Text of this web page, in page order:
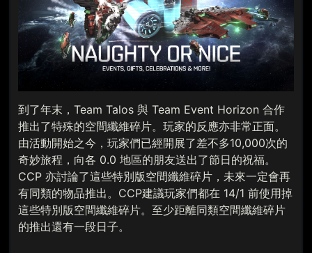
到了年末，Team Talos 與 Team Event Horizon 合作
推出了特殊的空間纖維碎片。玩家的反應亦非常正面。
由活動開始之今，玩家們已經開展了差不多10,000次的
奇妙旅程，向各 0.0 地區的朋友送出了節日的祝福。
CCP 亦討論了這些特別版空間纖維碎片，未來一定會再
有同類的物品推出。CCP建議玩家們都在 14/1 前使用掉
這些特別版空間纖維碎片。至少距離同類空間纖維碎片
的推出還有一段日子。